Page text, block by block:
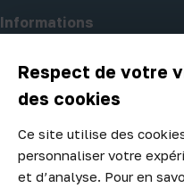
Respect de votre
des cookies
Ce site utilise des
personnaliser votre
et d’analyse. Pour en
Informations
A propos d'Atelier
Ne manquez aucune
prix et